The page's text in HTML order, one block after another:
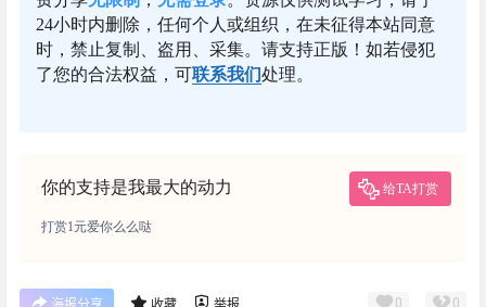
24小时内删除，任何个人或组织，在未征得本站同意
时，禁止复制、盗用、采集。请支持正版！如若侵犯
了您的合法权益，可联系我们处理。
你的支持是我最大的动力 给TA打赏
打赏1元爱你么么哒
0 0